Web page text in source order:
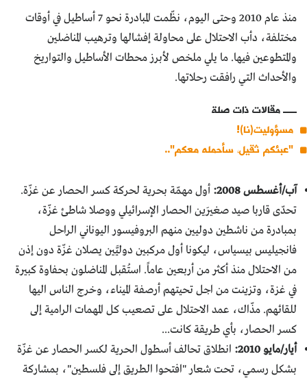
منذ عام 2010 وحتى اليوم، نظّمت المبادرة نحو 7 أساطيل في أوقات
مختلفة، دأب الاحتلال على محاولة إفشالها وترهيب المناضلين
والمتطوعين فيها. ما يلي ملخص لأبرز محطات الأساطيل والتواريخ
والأحداث التي رافقت رحلاتها.
مقالات ذات صلة
مسؤوليت(نا)!
"عبئكم ثقيل، سأحمله معكم"..
آب/أغسطس 2008:
أول مهمّة بحرية لحركة كسر الحصار عن غزّة.
تحدّى قاربا صيد صغيرَين الحصار الإسرائيلي ووصلا شاطئ غزّة،
بمبادرة من ناشطين دوليين منهم البروفيسور اليوناني الراحل
فانجيليس بيسياس، ليكونا أول مركبين دوليَّين يصلان غزّة دون إذن
من الاحتلال منذ أكثر من أربعين عاماً. استُقبل المناضلون بحفاوة كبيرة
في غزة، وتزينت من اجل تحيتهم أرصفة الميناء، وخرج الناس اليها
للقائهم. مذّاك، عمد الاحتلال على تصعيب كل المهمات الرامية إلى
كسر الحصار، بأي طريقة كانت...
أيار/مايو 2010:
انطلاق تحالف أسطول الحرية لكسر الحصار عن غزّة
بشكل رسمي، تحت شعار "افتحوا الطريق إلى فلسطين"، بمشاركة